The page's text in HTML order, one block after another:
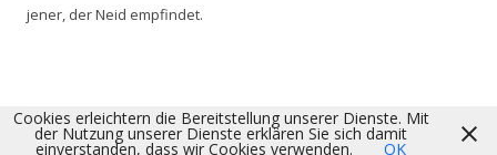
jener, der Neid empfindet.
Cookies erleichtern die Bereitstellung unserer Dienste. Mit
der Nutzung unserer Dienste erklären Sie sich damit
einverstanden, dass wir Cookies verwenden. OK